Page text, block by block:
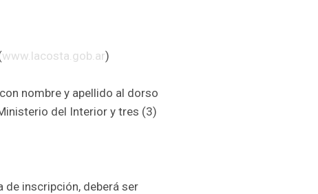
www.lacosta.gob.ar)
nombre y apellido al dorso
del Interior y tres (3)
de inscripción, deberá ser